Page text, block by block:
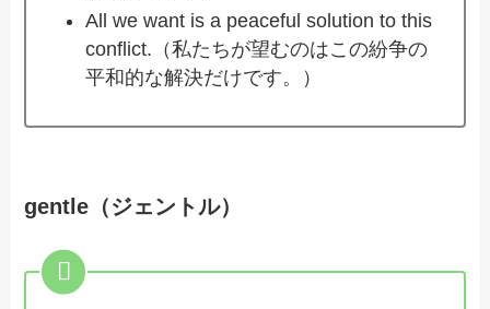
All we want is a peaceful solution to this
conflict.（私たちが望むのはこの紛争の
平和的な解決だけです。）
gentle（ジェントル）